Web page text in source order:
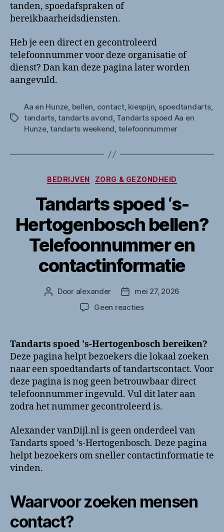
tanden, spoedafspraken of
bereikbaarheidsdiensten.
Heb je een direct en gecontroleerd
telefoonnummer voor deze organisatie of
dienst? Dan kan deze pagina later worden
aangevuld.
Tags
Aa en Hunze bellen contact, kiespijn spoedtandarts,
tandarts,tandarts avond Tandarts spoed Aa en
Hunze,tandarts weekend telefoonnummer
Categorieën
BEDRIJVEN ZORG & GEZONDHEID
Tandarts spoed ‘s-
Hertogenbosch bellen?
Telefoonnummer en
contactinformatie
Berichtauteur
Door alexander Berichtdatum
mei 27, 2026
Geen reactiesop
‘s-
Hertogenbosch
bellen?
Telefoonnummer
en
contactinformatie
Tandarts spoed 's-Hertogenbosch bereiken?
Deze pagina helpt bezoekers die lokaal zoeken
naar een spoedtandarts of tandartscontact. Voor
deze pagina is nog geen betrouwbaar direct
telefoonnummer ingevuld. Vul dit later aan
zodra het nummer gecontroleerd is.
Alexander vanDijl.nl is geen onderdeel van
Tandarts spoed 's-Hertogenbosch. Deze pagina
helpt bezoekers om sneller contactinformatie te
vinden.
Waarvoor zoeken mensen
contact?